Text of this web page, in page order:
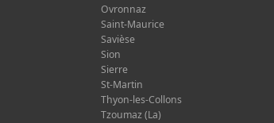
Ovronnaz
Saint-Maurice
Savièse
Sion
Sierre
St-Martin
Thyon-les-Collons
Tzoumaz (La)